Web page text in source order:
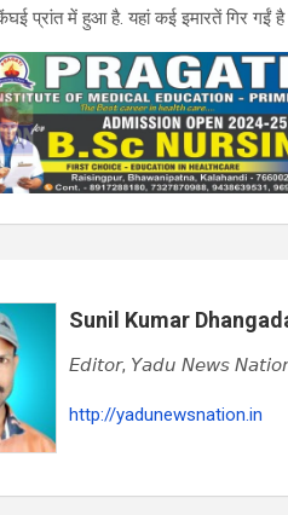
प्रांत में हुआ है. यहां कई इमारतें गिर गईं
Sunil Kumar
𝘌𝘥𝘪𝘵𝘰𝘳, 𝘠𝘢𝘥𝘶 𝘕𝘦𝘸𝘴
http://yadunewsnation.in